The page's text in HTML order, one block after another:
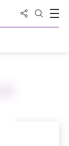
Share to
Open